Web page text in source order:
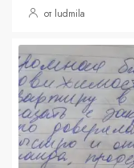
от ludmila